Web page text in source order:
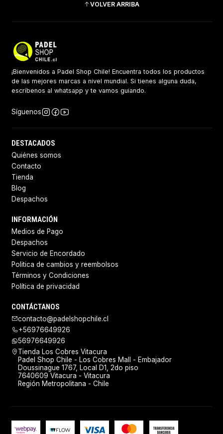
VOLVER ARRIBA
¡Bienvenidos a Padel Shop Chile! Encuentra todos los productos
de las mejores marcas a nivel mundial. Si tienes alguna duda,
escríbenos al whatsapp y te vamos guiando.
Síguenos
DESTACADOS
Quiénes somos
Contacto
Tienda
Blog
Despachos
INFORMACIÓN
Medios de Pago
Despachos
Servicio de Encordado
Politica de cambios y reembolsos
Términos y Condiciones
Política de privacidad
CONTÁCTANOS
contacto@padelshopchile.cl
+56976649926
56976649926
Tienda Los Cobres Vitacura
Padel Shop Chile - Los Cobres Mall - Embajador
Doussinague 1767, Local D1, 2do piso
7640609 Vitacura - Vitacura
Región Metropolitana - Chile